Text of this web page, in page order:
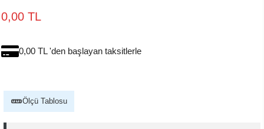
0,00 TL
0,00 TL 'den başlayan taksitlerle
Ölçü Tablosu